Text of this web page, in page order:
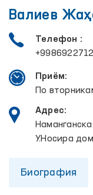
Валиев
Телефон :
Приём:
По
Адрес:
У.Носира
Биография